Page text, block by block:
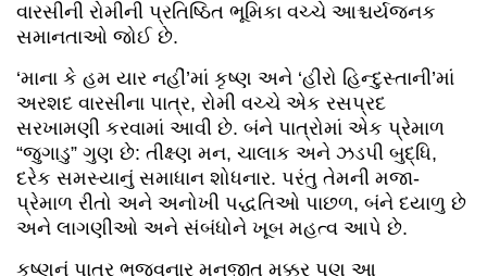
વારસીની રોમીની પ્રતિષ્ઠિત ભૂમિકા વચ્ચે આશ્ચર્યજનક
સમાનતાઓ જોઈ છે.
‘માના કે હમ યાર નહીં’માં કૃષ્ણ અને ‘હીરો હિન્દુસ્તાની’માં
અરશદ વારસીના પાત્ર, રોમી વચ્ચે એક રસપ્રદ
સરખામણી કરવામાં આવી છે. બંને પાત્રોમાં એક પ્રેમાળ
“જુગાડુ” ગુણ છે: તીક્ષ્ણ મન, ચાલાક અને ઝડપી બુદ્ધિ,
દરેક સમસ્યાનું સમાધાન શોધનાર. પરંતુ તેમની મજા-
પ્રેમાળ રીતો અને અનોખી પદ્ધતિઓ પાછળ, બંને દયાળુ છે
અને લાગણીઓ અને સંબંધોને ખૂબ મહત્વ આપે છે.
કૃષ્ણનું પાત્ર ભજવનાર મનજીત મક્કર પણ આ